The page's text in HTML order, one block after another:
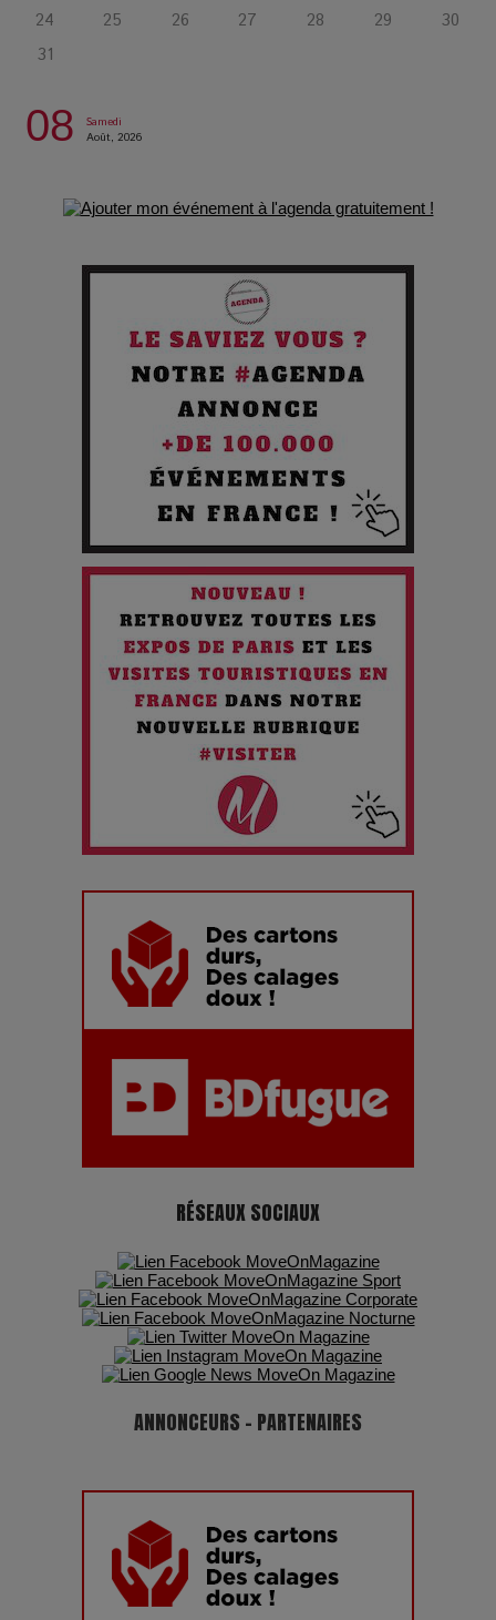
montagnes, une fête à ne pas manquer
24
25 26 27 28 29
30
31
08
Samedi
Août, 2026
RÉSEAUX SOCIAUX
ANNONCEURS - PARTENAIRES